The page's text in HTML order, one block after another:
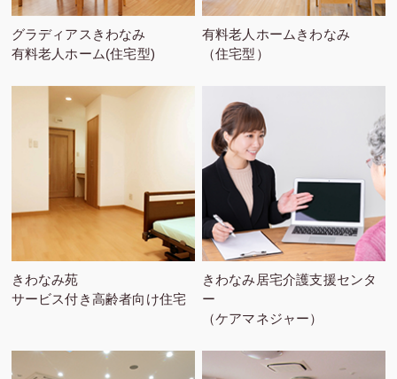
グラディアスきわなみ
有料老人ホーム(住宅型)
有料老人ホームきわなみ
（住宅型）
きわなみ苑
サービス付き高齢者向け住宅
きわなみ居宅介護支援センタ
ー
（ケアマネジャー）